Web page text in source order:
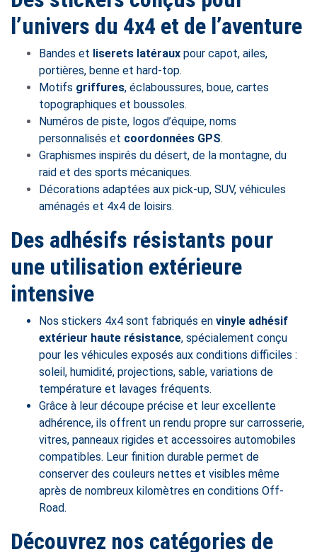
l’univers du 4x4 et de l’aventure
Bandes et liserets latéraux pour capot, ailes,
portières, benne et hard-top.
Motifs griffures, éclaboussures, boue, cartes
topographiques et boussoles.
Numéros de piste, logos d’équipe, noms
personnalisés et coordonnées GPS.
Graphismes inspirés du désert, de la montagne, du
raid et des sports mécaniques.
Décorations adaptées aux pick-up, SUV, véhicules
aménagés et 4x4 de loisirs.
Des adhésifs résistants pour
une utilisation extérieure
intensive
Nos stickers 4x4 sont fabriqués en vinyle adhésif
extérieur haute résistance, spécialement conçu
pour les véhicules exposés aux conditions difficiles :
soleil, humidité, projections, sable, variations de
température et lavages fréquents.
Grâce à leur découpe précise et leur excellente
adhérence, ils offrent un rendu propre sur carrosserie,
vitres, panneaux rigides et accessoires automobiles
compatibles. Leur finition durable permet de
conserver des couleurs nettes et visibles même
après de nombreux kilomètres en conditions Off-
Road.
Découvrez nos catégories de